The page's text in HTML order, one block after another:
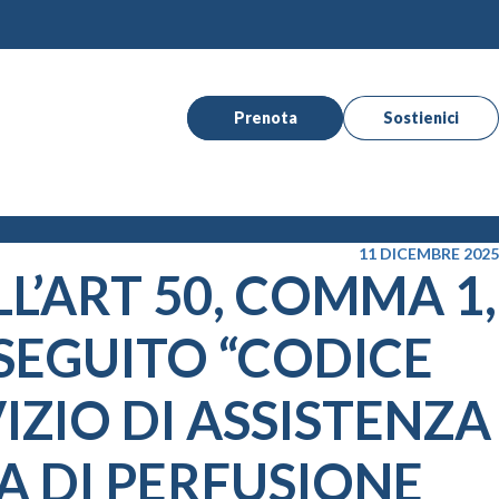
Prenota Sostienici
11 DICEMBRE 2025
50, COMMA 1,
“CODICE
DI ASSISTENZA
DI PERFUSIONE